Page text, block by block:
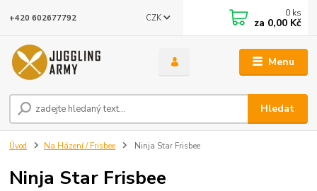
Menu
CZK
Hledat
+420 602677792 0 ks
za 0,00 Kč
Úvod Na Házení / Frisbee Ninja Star Frisbee
Ninja Star Frisbee